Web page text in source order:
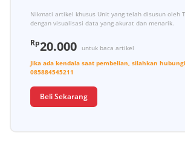
Nikmati artikel khusus Unit yang telah disusun oleh
dengan visualisasi data yang akurat dan menarik.
Rp20.000
untuk baca artikel
Jika ada kendala saat pembelian, silahkan hubungi
085884545211
Beli Sekarang